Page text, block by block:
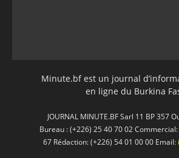
Minute.bf est un journal
en ligne du Burkina
JOURNAL MINUTE.BF Sarl 11 BP 357
Bureau : (+226) 25 40 70 02
67 Rédaction: (+226) 54 01 00 00 Email: